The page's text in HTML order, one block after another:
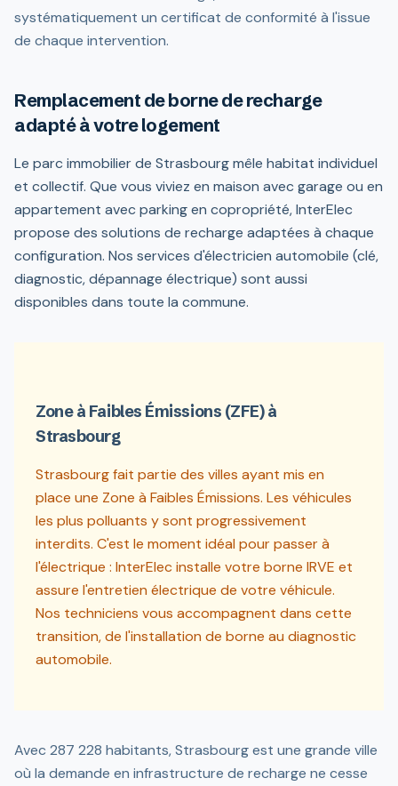
systématiquement un certificat de conformité à l'issue
de chaque intervention.
Remplacement de borne de recharge
adapté à votre logement
Le parc immobilier de Strasbourg mêle habitat individuel
et collectif. Que vous viviez en maison avec garage ou en
appartement avec parking en copropriété, InterElec
propose des solutions de recharge adaptées à chaque
configuration. Nos services d'électricien automobile (clé,
diagnostic, dépannage électrique) sont aussi
disponibles dans toute la commune.
Zone à Faibles Émissions (ZFE) à
Strasbourg
Strasbourg fait partie des villes ayant mis en
place une Zone à Faibles Émissions. Les véhicules
les plus polluants y sont progressivement
interdits. C'est le moment idéal pour passer à
l'électrique : InterElec installe votre borne IRVE et
assure l'entretien électrique de votre véhicule.
Nos techniciens vous accompagnent dans cette
transition, de l'installation de borne au diagnostic
automobile.
Avec 287 228 habitants, Strasbourg est une grande ville
où la demande en infrastructure de recharge ne cesse